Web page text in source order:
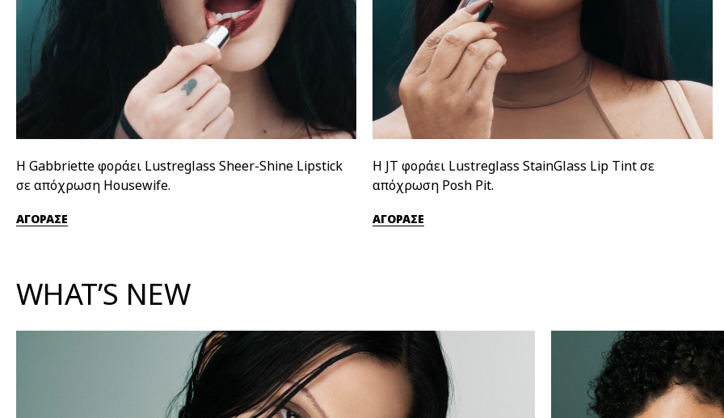
Η Gabbriette φοράει Lustreglass Sheer-Shine Lipstick
σε απόχρωση Housewife.
ΑΓΟΡΑΣΕ
Η JT φοράει Lustreglass StainGlass Lip Tint σε
απόχρωση Posh Pit.
ΑΓΟΡΑΣΕ
WHAT’S NEW